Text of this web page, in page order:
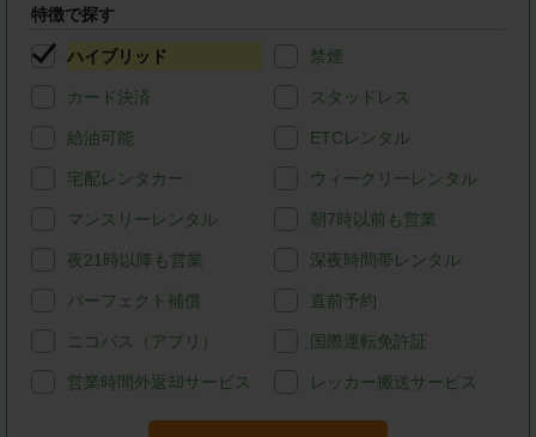
特徴で探す
ハイブリッド 禁煙
カード決済 スタッドレス
給油可能 ETCレンタル
宅配レンタカー ウィークリーレンタル
マンスリーレンタル 朝7時以前も営業
夜21時以降も営業 深夜時間帯レンタル
パーフェクト補償 直前予約
ニコパス（アプリ） 国際運転免許証
営業時間外返却サービス レッカー搬送サービス